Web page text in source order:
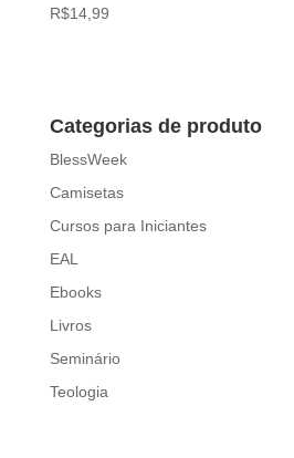
R$14,99
Categorias de produto
BlessWeek
Camisetas
Cursos para Iniciantes
EAL
Ebooks
Livros
Seminário
Teologia